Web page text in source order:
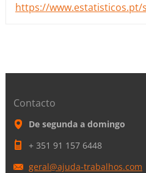
https://www.estatisticos.pt/
Contacto
De segunda a domingo
+ 351 91 157 6448
geral@ajuda-trabalhos.com